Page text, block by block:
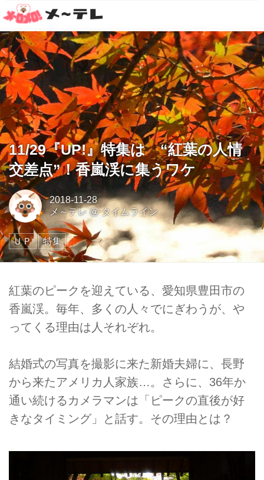
11/29『UP!』特集は “紅葉の人情
交差点”！香嵐渓に集うワケ
2018-11-28
メ～テレ@タイムライン
ＵＰ 特集
紅葉のピークを迎えている、愛知県豊田市の
香嵐渓。毎年、多くの人々でにぎわうが、や
ってくる理由は人それぞれ。
結婚式の写真を撮影に来た新婚夫婦に、長野
から来たアメリカ人家族…。さらに、36年か
通い続けるカメラマンは「ピークの直後が好
きなタイミング」と話す。その理由とは？